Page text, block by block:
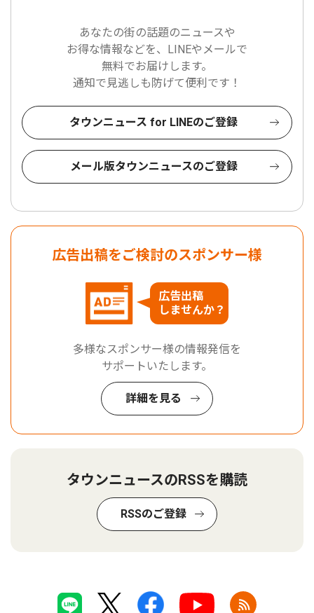
あなたの街の話題のニュースや
お得な情報などを、LINEやメールで
無料でお届けします。
通知で見逃しも防げて便利です！
タウンニュース for LINEのご登録
メール版タウンニュースのご登録
広告出稿をご検討のスポンサー様
広告出稿
しませんか？
多様なスポンサー様の情報発信を
サポートいたします。
詳細を見る
タウンニュースのRSSを購読
RSSのご登録